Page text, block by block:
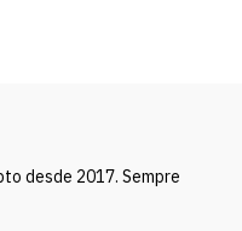
desde 2017. Sempre